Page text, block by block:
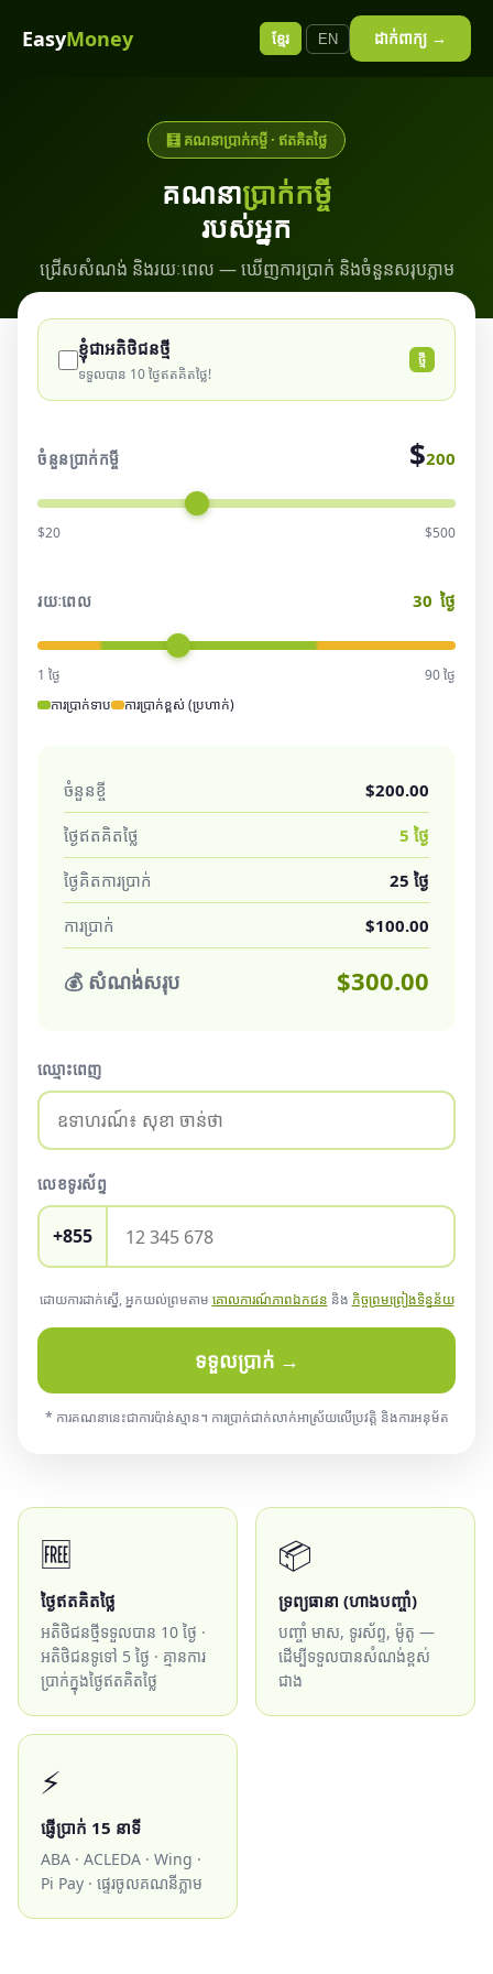
EasyMoney ខ្មែរ EN ដាក់ពាក្យ →
🧮 គណនាប្រាក់កម្ចី · ឥតគិតថ្លៃ
គណនាប្រាក់កម្ចី
របស់អ្នក
ជ្រើសសំណង់ និងរយៈពេល — ឃើញការប្រាក់ និងចំនួនសរុបភ្លាម
ខ្ញុំជាអតិថិជនថ្មី
ទទួលបាន 10 ថ្ងៃឥតគិតថ្លៃ!
ថ្មី
ចំនួនប្រាក់កម្ចី $200
$20 $500
រយៈពេល 30 ថ្ងៃ
1 ថ្ងៃ
90 ថ្ងៃ
ការប្រាក់ទាប
ការប្រាក់ខ្ពស់ (ប្រហាក់)
ចំនួនខ្ចី $200.00
ថ្ងៃឥតគិតថ្លៃ 5 ថ្ងៃ
ថ្ងៃគិតការប្រាក់ 25 ថ្ងៃ
ការប្រាក់ $100.00
💰 សំណង់សរុប $300.00
ឈ្មោះពេញ
លេខទូរស័ព្ទ
+855
ដោយការដាក់ស្នើ, អ្នកយល់ព្រមតាម គោលការណ៍ភាពឯកជន និង កិច្ចព្រមព្រៀងទិន្នន័យ
ទទួលប្រាក់ →
* ការគណនានេះជាការប៉ាន់ស្មាន។ ការប្រាក់ជាក់លាក់អាស្រ័យលើប្រវត្តិ និងការអនុម័ត
🆓
ថ្ងៃឥតគិតថ្លៃ
អតិថិជនថ្មីទទួលបាន 10 ថ្ងៃ ·
អតិថិជនទូទៅ 5 ថ្ងៃ · គ្មានការ
ប្រាក់ក្នុងថ្ងៃឥតគិតថ្លៃ
📦
ទ្រព្យធានា (ហាងបញ្ចាំ)
បញ្ចាំ មាស, ទូរស័ព្ទ, ម៉ូតូ —
ដើម្បីទទួលបានសំណង់ខ្ពស់
ជាង
⚡
ផ្ញើប្រាក់ 15 នាទី
ABA · ACLEDA · Wing ·
Pi Pay · ផ្ទេរចូលគណនីភ្លាម